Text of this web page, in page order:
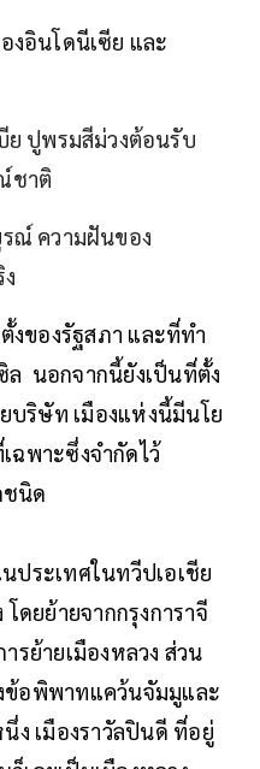
งอินโดนีเซีย และ
ย ปูพรมสีม่วงต้อนรับ
ชาติ
รณ์ ความฝันของ
งของรัฐสภา และที่ทำ
ล นอกจากนี้ยังเป็นที่ตั้ง
บริษัท เมืองแห่งนี้มีนโย
ฉพาะซึ่งจำกัดไว้
ชนิด
ประเทศในทวีปเอเชีย
ดยย้ายจากกรุงการาจี
รย้ายเมืองหลวง ส่วน
ข้อพิพาทแคว้นจัมมูและ
ง เมืองราวัลปินดี ที่อยู่